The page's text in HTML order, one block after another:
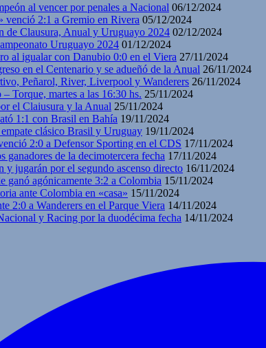
al vencer por penales a Nacional 06/12/2024
venció 2:1 a Gremio en Rivera 05/12/2024
de Clausura, Anual y Uruguayo 2024 02/12/2024
Uruguayo 2024 01/12/2024
al igualar con Danubio 0:0 en el Viera 27/11/2024
en el Centenario y se adueñó de la Anual 26/11/2024
Peñarol, River, Liverpool y Wanderers 26/11/2024
Torque, martes a las 16:30 hs. 25/11/2024
el Claiusura y la Anual 25/11/2024
1:1 con Brasil en Bahía 19/11/2024
clásico Brasil y Uruguay 19/11/2024
2:0 a Defensor Sporting en el CDS 17/11/2024
de la decimotercera fecha 17/11/2024
jugarán por el segundo ascenso directo 16/11/2024
ganó agónicamente 3:2 a Colombia 15/11/2024
ante Colombia en «casa» 15/11/2024
2:0 a Wanderers en el Parque Viera 14/11/2024
y Racing por la duodécima fecha 14/11/2024